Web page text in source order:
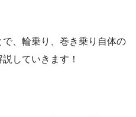
、輪乗り、巻き乗り自体の
していきます！